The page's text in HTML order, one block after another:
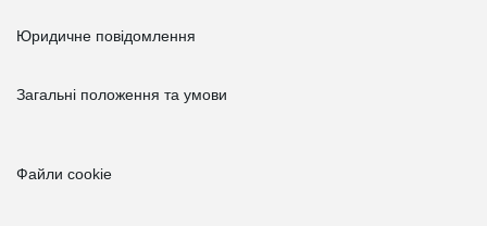
Юридичне повідомлення
Загальні положення та умови
Файли cookie